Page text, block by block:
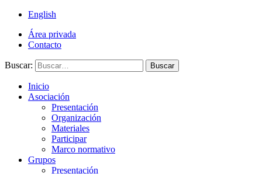
English
Área privada
Contacto
Buscar: Buscar
Inicio
Asociación
Presentación
Organización
Materiales
Participar
Marco normativo
Grupos
Presentación